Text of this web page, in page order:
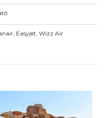
Easyjet, Wizz Air